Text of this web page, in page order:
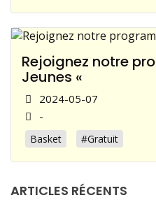
Rejoignez notre
Jeunes «
2024-05-07
-
Basket #Gratuit
ARTICLES RÉCENTS